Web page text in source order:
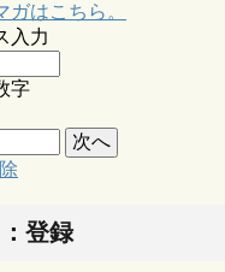
ガはこちら。
入力
字
登録